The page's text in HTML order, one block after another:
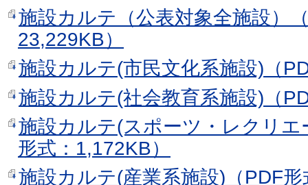
施設カルテ（公表対象全施設）
23,229KB）
施設カルテ(市民文化系施設)（
施設カルテ(社会教育系施設)（
施設カルテ(スポーツ・レクリ
形式：1,172KB）
施設カルテ(産業系施設)（PDF